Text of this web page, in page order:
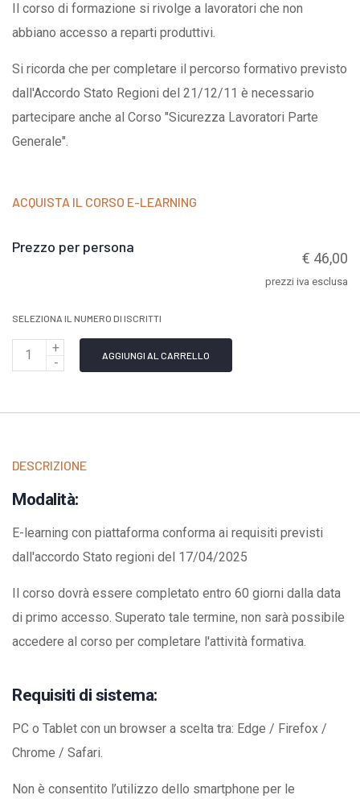
Il corso di formazione si rivolge a lavoratori che non
abbiano accesso a reparti produttivi.
Si ricorda che per completare il percorso formativo previsto
dall'Accordo Stato Regioni del 21/12/11 è necessario
partecipare anche al Corso "Sicurezza Lavoratori Parte
Generale".
ACQUISTA IL CORSO E-LEARNING
Prezzo per persona
€ 46,00
prezzi iva esclusa
SELEZIONA IL NUMERO DI ISCRITTI
u
i
t
AGGIUNGI AL CARRELLO
DESCRIZIONE
Modalità:
E-learning con piattaforma conforma ai requisiti previsti
dall'accordo Stato regioni del 17/04/2025
Il corso dovrà essere completato entro 60 giorni dalla data
di primo accesso. Superato tale termine, non sarà possibile
accedere al corso per completare l'attività formativa.
Requisiti di sistema:
PC o Tablet con un browser a scelta tra: Edge / Firefox /
Chrome / Safari.
Non è consentito l’utilizzo dello smartphone per le